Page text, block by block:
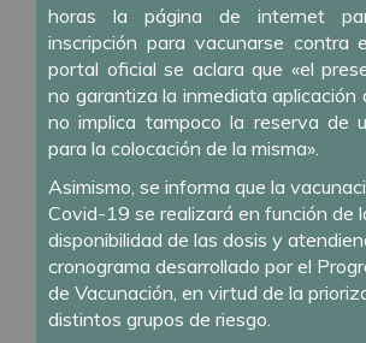
horas la página de internet
inscripción para vacunarse contra
portal oficial se aclara que «el
no garantiza la inmediata aplicación
no implica tampoco la reserva de
para la colocación de la misma».
Asimismo, se informa que la
Covid-19 se realizará en función de
disponibilidad de las dosis y
cronograma desarrollado por el
de Vacunación, en virtud de la
distintos grupos de riesgo.